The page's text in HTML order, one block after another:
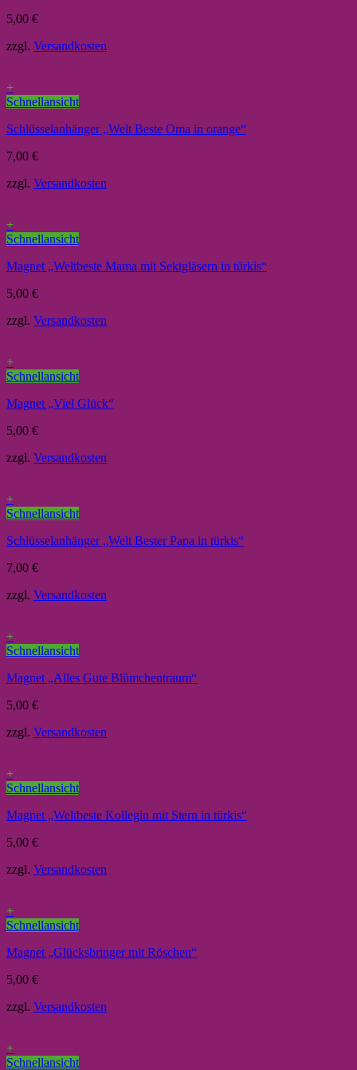
5,00 €
zzgl. Versandkosten
+
Schnellansicht
Schlüsselanhänger „Welt Beste Oma in orange“
7,00 €
zzgl. Versandkosten
+
Schnellansicht
Magnet „Weltbeste Mama mit Sektgläsern in türkis“
5,00 €
zzgl. Versandkosten
+
Schnellansicht
Magnet „Viel Glück“
5,00 €
zzgl. Versandkosten
+
Schnellansicht
Schlüsselanhänger „Welt Bester Papa in türkis“
7,00 €
zzgl. Versandkosten
+
Schnellansicht
Magnet „Alles Gute Blümchentraum“
5,00 €
zzgl. Versandkosten
+
Schnellansicht
Magnet „Weltbeste Kollegin mit Stern in türkis“
5,00 €
zzgl. Versandkosten
+
Schnellansicht
Magnet „Glücksbringer mit Röschen“
5,00 €
zzgl. Versandkosten
+
Schnellansicht